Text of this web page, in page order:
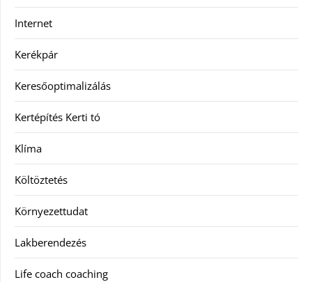
Internet
Kerékpár
Keresőoptimalizálás
Kertépítés Kerti tó
Klíma
Költöztetés
Környezettudat
Lakberendezés
Life coach coaching